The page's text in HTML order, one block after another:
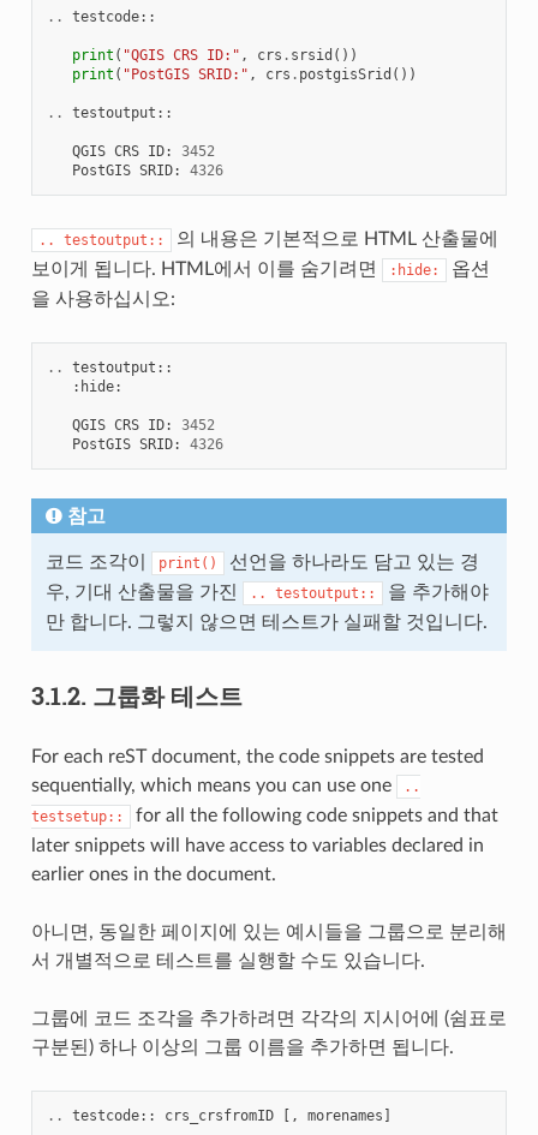
.. testcode::
print ( "QGIS CRS ID:" , crs . srsid ())
print ( "PostGIS SRID:" , crs . postgisSrid ())
.. testoutput ::
QGIS CRS ID:
3452
PostGIS SRID: 4326
.. testoutput::
의 내용은 기본적으로 HTML 산출물에
보이게 됩니다. HTML에서 이를 숨기려면
:hide:
옵션
을 사용하십시오:
.. testoutput ::
: hide:
QGIS CRS ID:
3452
PostGIS SRID: 4326
참고
코드 조각이 print()
선언을 하나라도 담고 있는 경
우, 기대 산출물을 가진
.. testoutput::
을 추가해야
만 합니다. 그렇지 않으면 테스트가 실패할 것입니다.
3.1.2. 그룹화 테스트
For each reST document, the code snippets are tested
sequentially, which means you can use one
..
testsetup::
for all the following code snippets and that
later snippets will have access to variables declared in
earlier ones in the document.
아니면, 동일한 페이지에 있는 예시들을 그룹으로 분리해
서 개별적으로 테스트를 실행할 수도 있습니다.
그룹에 코드 조각을 추가하려면 각각의 지시어에 (쉼표로
구분된) 하나 이상의 그룹 이름을 추가하면 됩니다.
.. testcode:: crs_crsfromID [, morenames ]